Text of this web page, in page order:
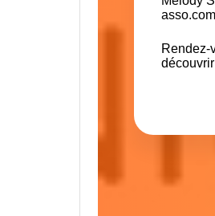
asso.com
Rendez-